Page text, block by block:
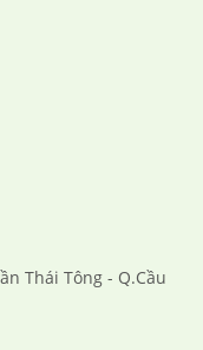
Thái Tông - Q.Cầu